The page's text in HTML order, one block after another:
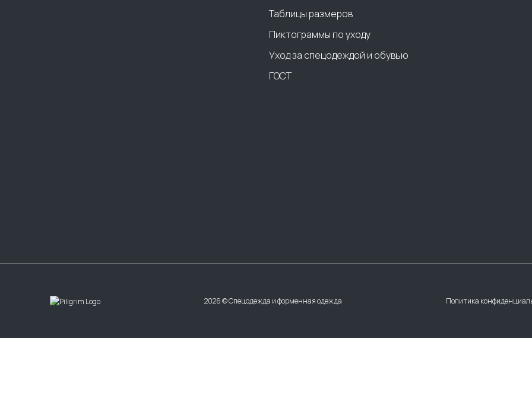
Таблицы размеров
Пиктограммы по уходу
Уход за спецодеждой и обувью
ГОСТ
2026 © Спецодежда и форменная одежда Политика